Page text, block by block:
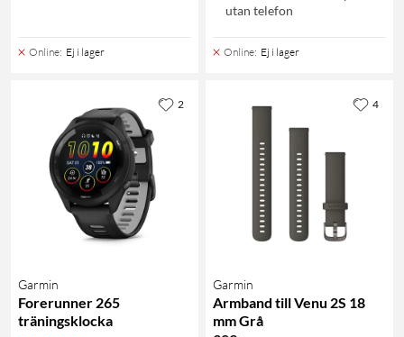
Online: Ej i lager
utan telefon
Online: Ej i lager
Garmin
Forerunner 265
träningsklocka
2
Garmin
Armband till Venu 2S 18
mm Grå
4